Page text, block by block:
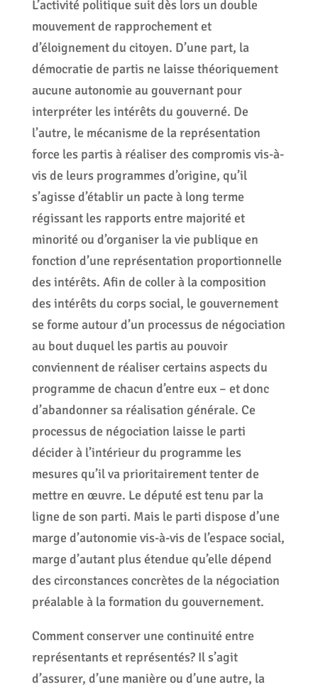
L’activité politique suit dès lors un double
mouvement de rapprochement et
d’éloignement du citoyen. D’une part, la
démocratie de partis ne laisse théoriquement
aucune autonomie au gouvernant pour
interpréter les intérêts du gouverné. De
l’autre, le mécanisme de la représentation
force les partis à réaliser des compromis vis-à-
vis de leurs programmes d’origine, qu’il
s’agisse d’établir un pacte à long terme
régissant les rapports entre majorité et
minorité ou d’organiser la vie publique en
fonction d’une représentation proportionnelle
des intérêts. Afin de coller à la composition
des intérêts du corps social, le gouvernement
se forme autour d’un processus de négociation
au bout duquel les partis au pouvoir
conviennent de réaliser certains aspects du
programme de chacun d’entre eux – et donc
d’abandonner sa réalisation générale. Ce
processus de négociation laisse le parti
décider à l’intérieur du programme les
mesures qu’il va prioritairement tenter de
mettre en œuvre. Le député est tenu par la
ligne de son parti. Mais le parti dispose d’une
marge d’autonomie vis-à-vis de l’espace social,
marge d’autant plus étendue qu’elle dépend
des circonstances concrètes de la négociation
préalable à la formation du gouvernement.
Comment conserver une continuité entre
représentants et représentés? Il s’agit
d’assurer, d’une manière ou d’une autre, la